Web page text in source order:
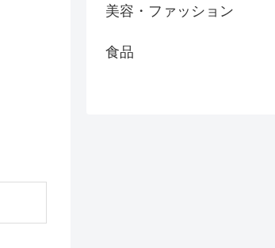
美容・ファッション
食品